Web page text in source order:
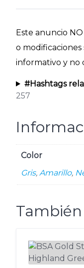
Este anuncio
o
informativo y no
#Hashtags
257
Color
Gris, Amarillo,